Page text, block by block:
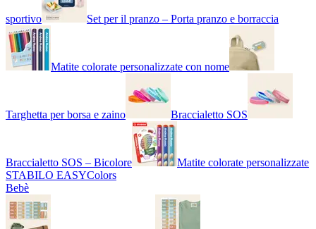
sportivo Set per il pranzo – Porta pranzo e borraccia
Matite colorate personalizzate con nome
Targhetta per borsa e zaino Braccialetto SOS
Braccialetto SOS – Bicolore
Matite colorate personalizzate
STABILO EASYColors
Bebè